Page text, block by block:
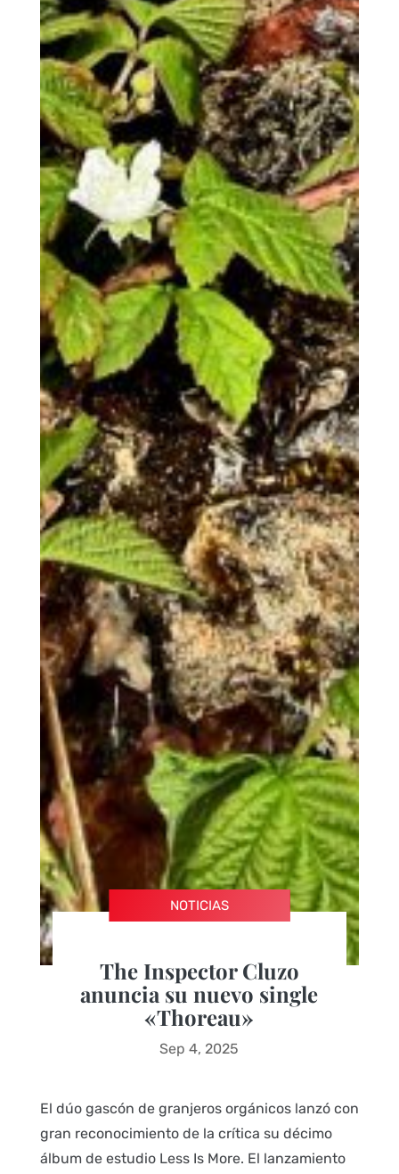
NOTICIAS
The Inspector Cluzo
anuncia su nuevo single
«Thoreau»
Sep 4, 2025
El dúo gascón de granjeros orgánicos lanzó con
gran reconocimiento de la crítica su décimo
álbum de estudio Less Is More. El lanzamiento